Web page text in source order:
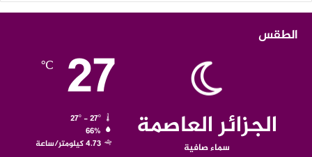
الطقس
الجزائر العاصمة
سماء صافية
27
℃
27º - 27º
66%
4.73 كيلومتر/ساعة